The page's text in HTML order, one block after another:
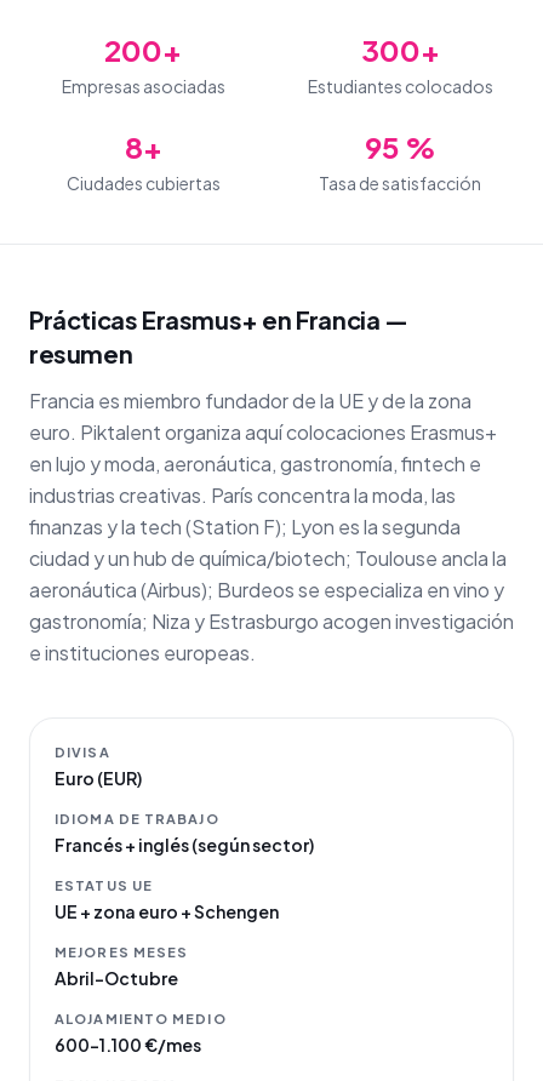
200+
Empresas asociadas
300+
Estudiantes colocados
8+
Ciudades cubiertas
95 %
Tasa de satisfacción
Prácticas Erasmus+ en Francia —
resumen
Francia es miembro fundador de la UE y de la zona
euro. Piktalent organiza aquí colocaciones Erasmus+
en lujo y moda, aeronáutica, gastronomía, fintech e
industrias creativas. París concentra la moda, las
finanzas y la tech (Station F); Lyon es la segunda
ciudad y un hub de química/biotech; Toulouse ancla la
aeronáutica (Airbus); Burdeos se especializa en vino y
gastronomía; Niza y Estrasburgo acogen investigación
e instituciones europeas.
DIVISA
Euro (EUR)
IDIOMA DE TRABAJO
Francés + inglés (según sector)
ESTATUS UE
UE + zona euro + Schengen
MEJORES MESES
Abril–Octubre
ALOJAMIENTO MEDIO
600–1.100 €/mes